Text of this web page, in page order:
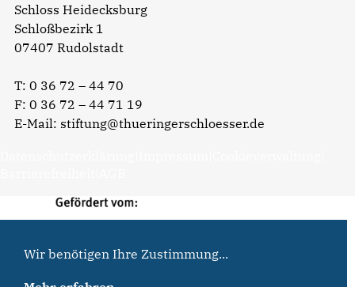
Schloss Heidecksburg
Schloßbezirk 1
07407 Rudolstadt
T: 0 36 72 – 44 70
F: 0 36 72 – 44 71 19
E-Mail: stiftung@thueringerschloesser.de
Wir benötigen Ihre Zustimmung...